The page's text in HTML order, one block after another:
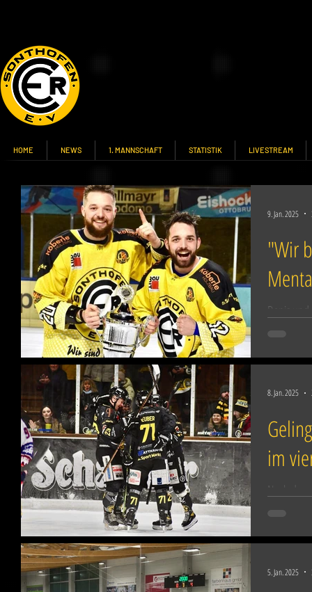
HOME NEWS 1. MANNSCHAFT STATISTIK LIVESTREAM
"Wir
Denis
9. Jan. 2025
im
Nach
8. Jan. 2025
5. Jan. 2025